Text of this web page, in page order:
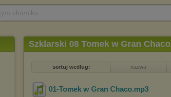
Szklarski 08 Tomek w Gran Chaco
sortuj według: nazwa
01-Tomek w Gran Chaco.mp3